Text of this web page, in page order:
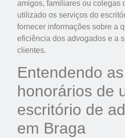
amigos, familiares ou colegas
utilizado os serviços do
fornecer informações sobre a
eficiência dos advogados e a
clientes.
Entendendo
honorários de
escritório de
em Braga